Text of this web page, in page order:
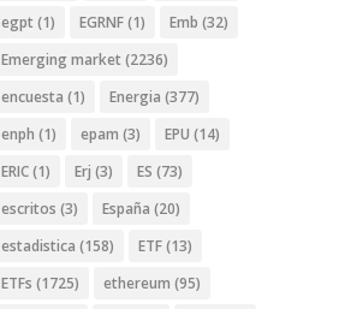
egpt (1) EGRNF(1) Emb (32)
Emerging market (2236)
encuesta (1) Energia (377)
enph (1) epam (3) EPU (14)
ERIC(1) Erj (3) ES (73)
escritos (3) España (20)
estadistica (158) ETF(13)
ETFs (1725) ethereum (95)